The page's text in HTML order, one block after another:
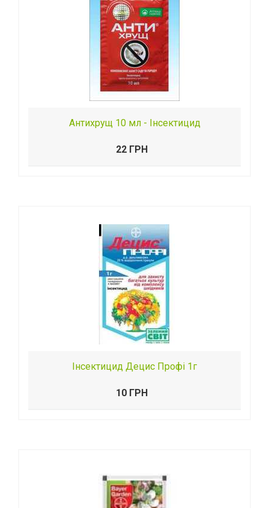
Антихрущ 10 мл - Інсектицид
22 ГРН
Інсектицид Децис Профі 1г
10 ГРН